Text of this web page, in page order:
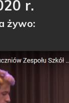
r.
żywo: